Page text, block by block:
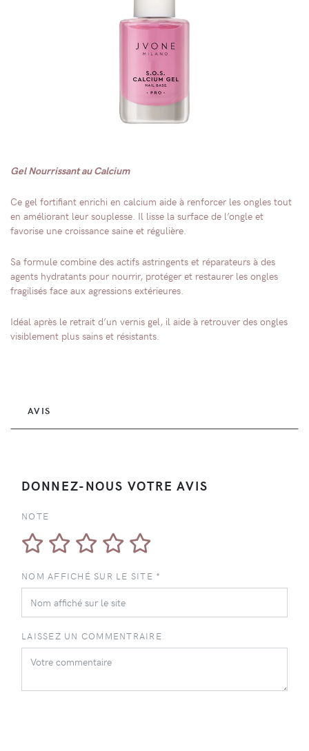
Gel Nourrissant au Calcium
Ce gel fortifiant enrichi en calcium aide à renforcer les ongles tout
en améliorant leur souplesse. Il lisse la surface de l’ongle et
favorise une croissance saine et régulière.
Sa formule combine des actifs astringents et réparateurs à des
agents hydratants pour nourrir, protéger et restaurer les ongles
fragilisés face aux agressions extérieures.
Idéal après le retrait d’un vernis gel, il aide à retrouver des ongles
visiblement plus sains et résistants.
AVIS
DONNEZ-NOUS VOTRE AVIS
NOTE
NOM AFFICHÉ SUR LE SITE *
LAISSEZ UN COMMENTRAIRE